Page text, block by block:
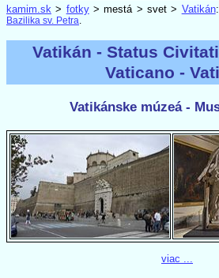
kamim.sk > fotky> mestá > svet > Vatikán:
Bazilika sv. Petra.
Vatikán - Status
Vaticano -
Vatikánske múzeá -
viac ...